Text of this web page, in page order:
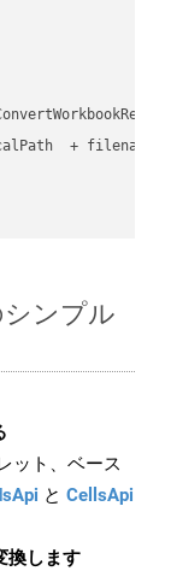
+ filename
シンプル
ット、ベース
と CellsApi
換します